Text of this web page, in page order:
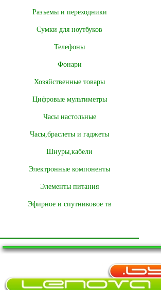
Разъемы и переходники
Сумки для ноутбуков
Телефоны
Фонари
Хозяйственные товары
Цифровые мультиметры
Часы настольные
Часы,браслеты и гаджеты
Шнуры,кабели
Электронные компоненты
Элементы питания
Эфирное и спутниковое тв